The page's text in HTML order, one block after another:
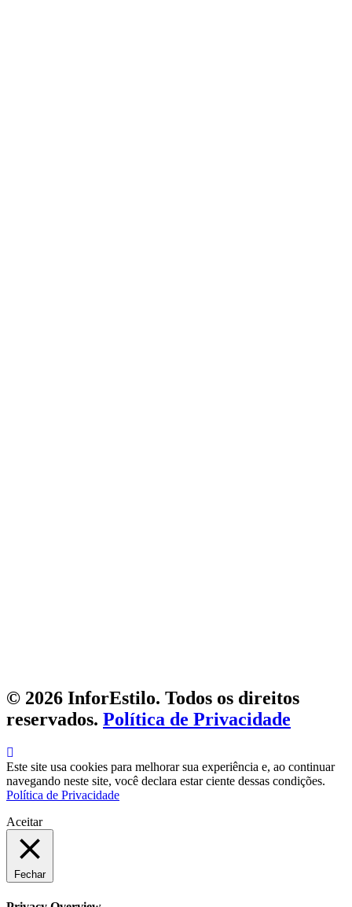
© 2026 InforEstilo. Todos os direitos
reservados. Política de Privacidade
Este site usa cookies para melhorar sua experiência e, ao continuar
navegando neste site, você declara estar ciente dessas condições.
Política de Privacidade
Aceitar
Fechar